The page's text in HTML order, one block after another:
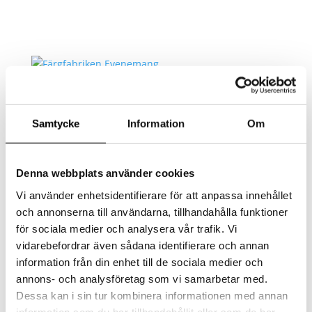
Samtycke Information Om
Denna webbplats använder cookies
Vi använder enhetsidentifierare för att anpassa innehållet
och annonserna till användarna, tillhandahålla funktioner
för sociala medier och analysera vår trafik. Vi
vidarebefordrar även sådana identifierare och annan
information från din enhet till de sociala medier och
annons- och analysföretag som vi samarbetar med.
Dessa kan i sin tur kombinera informationen med annan
EVENT/KONFERENS
FEST/BRÖLLOP
Select Page
180628 – Annons
platsansvarig
byadmin|2018-06-28|0 comments